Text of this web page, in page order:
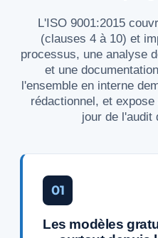
L'ISO 9001:2015
(clauses 4 à 10) et
processus, une analyse
et une
l'ensemble en interne
rédactionnel, et
jour de l'audit
01
Les modèles